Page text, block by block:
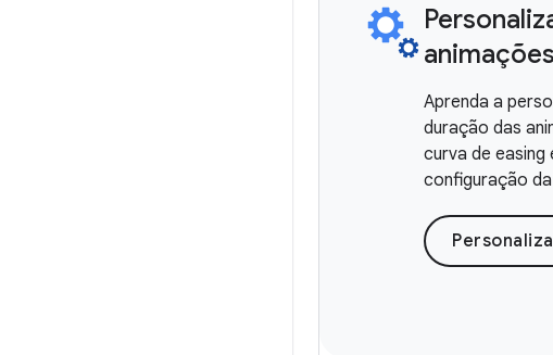
animações
Aprenda a
duração das
curva de easing
configuração